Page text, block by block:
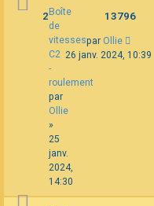
Boîte
de
vitesses
C2
-
roulement
par
Ollie
»
25
janv.
2024,
14:30
2 13796
par Ollie
26 janv. 2024, 10:39